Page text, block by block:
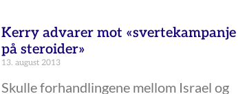
Kerry advarer mot «svertekampanje
på steroider»
13. august 2013
Skulle forhandlingene mellom Israel og